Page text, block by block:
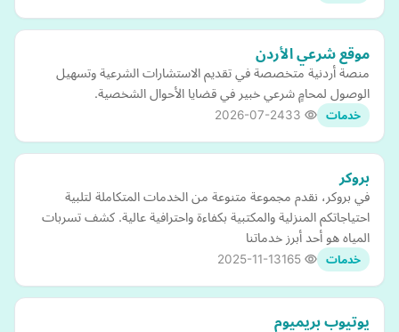
موقع شرعي الأردن
منصة أردنية متخصصة في تقديم الاستشارات الشرعية وتسهيل
الوصول لمحامٍ شرعي خبير في قضايا الأحوال الشخصية.
خدمات 2026-07-24
بروكر
في بروكر، نقدم مجموعة متنوعة من الخدمات المتكاملة لتلبية
احتياجاتكم المنزلية والمكتبية بكفاءة واحترافية عالية. كشف تسربات
المياه هو أحد أبرز خدماتنا
خدمات 2025-11-13
يوتيوب بريميوم